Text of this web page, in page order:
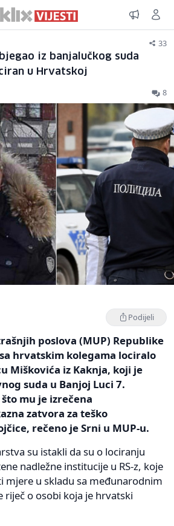
33
iz banjalučkog suda
u Hrvatskoj
8
Podijeli
poslova (MUP) Republike
hrvatskim kolegama lociralo
Miškovića iz Kaknja, koji je
suda u Banjoj Luci 7.
mu je izrečena
zatvora za teško
rečeno je Srni u MUP-u.
su istakli da su o lociranju
nadležne institucije u RS-z, koje
mjere u skladu sa međunarodnim
riječ o osobi koja je hrvatski